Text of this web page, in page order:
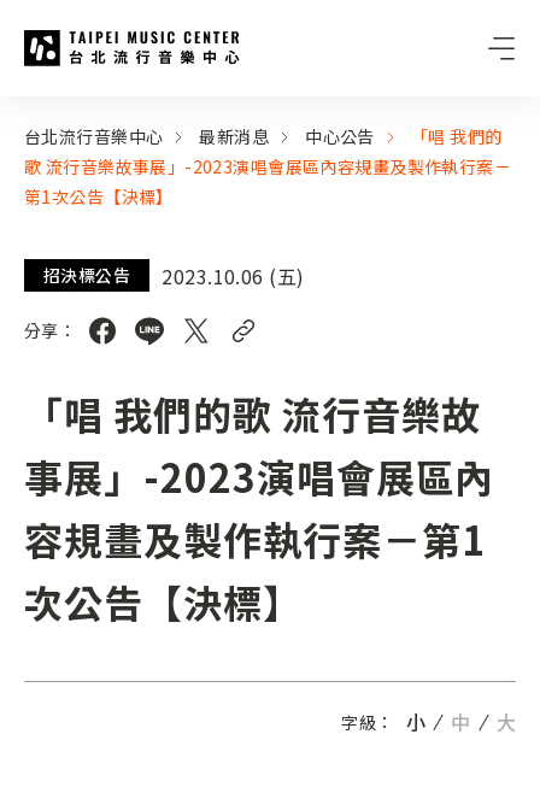
:::
台北流行音樂中心 最新消息 中心公告
「唱 我們的
歌 流行音樂故事展」-2023演唱會展區內容規畫及製作執行案－
第1次公告【決標】
招決標公告 2023.10.06 (五)
分享：
「唱 我們的歌 流行音樂故
事展」-2023演唱會展區內
容規畫及製作執行案－第1
次公告【決標】
字級： 小 中 大